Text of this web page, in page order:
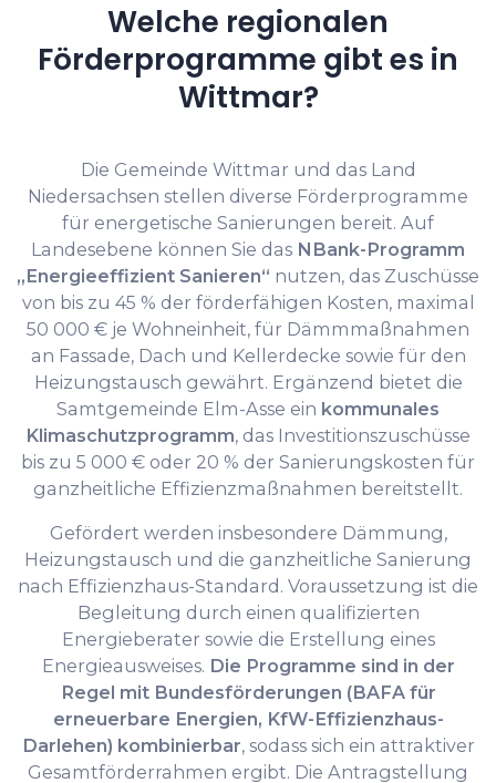
Welche regionalen
Förderprogramme gibt es in
Wittmar?
Die Gemeinde Wittmar und das Land
Niedersachsen stellen diverse Förderprogramme
für energetische Sanierungen bereit. Auf
Landesebene können Sie das NBank-Programm
„Energieeffizient Sanieren“ nutzen, das Zuschüsse
von bis zu 45 % der förderfähigen Kosten, maximal
50 000 € je Wohneinheit, für Dämmmaßnahmen
an Fassade, Dach und Kellerdecke sowie für den
Heizungs­tausch gewährt. Ergänzend bietet die
Samtgemeinde Elm-Asse ein kommunales
Klimaschutzprogramm, das Investitionszuschüsse
bis zu 5 000 € oder 20 % der Sanierungskosten für
ganzheitliche Effizienzmaßnahmen bereitstellt.
Gefördert werden insbesondere Dämmung,
Heizungstausch und die ganzheitliche Sanierung
nach Effizienzhaus-Standard. Voraussetzung ist die
Begleitung durch einen qualifizierten
Energieberater sowie die Erstellung eines
Energieausweises. Die Programme sind in der
Regel mit Bundesförderungen (BAFA für
erneuerbare Energien, KfW-Effizienzhaus-
Darlehen) kombinierbar, sodass sich ein attraktiver
Gesamtförderrahmen ergibt. Die Antragstellung